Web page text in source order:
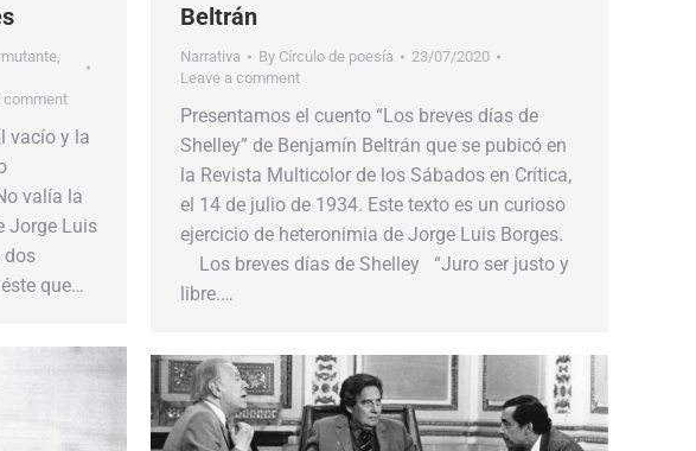
comment
vacío y la
valía la
Jorge Luis
que…
Beltrán
Narrativa By Círculo de poesía
23/07/2020
Leave a comment
Presentamos el cuento “Los breves días de
Shelley” de Benjamín Beltrán que se pubicó en
la Revista Multicolor de los Sábados en Crítica,
el 14 de julio de 1934. Este texto es un curioso
ejercicio de heteronimia de Jorge Luis Borges.
Los breves días de Shelley “Juro ser justo y
libre.…